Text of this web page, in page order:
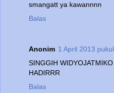
smangatt ya kawannnn
Balas
Anonim 1 April 2013
SINGGIH WIDYOJATMIKO
HADIRRR
Balas